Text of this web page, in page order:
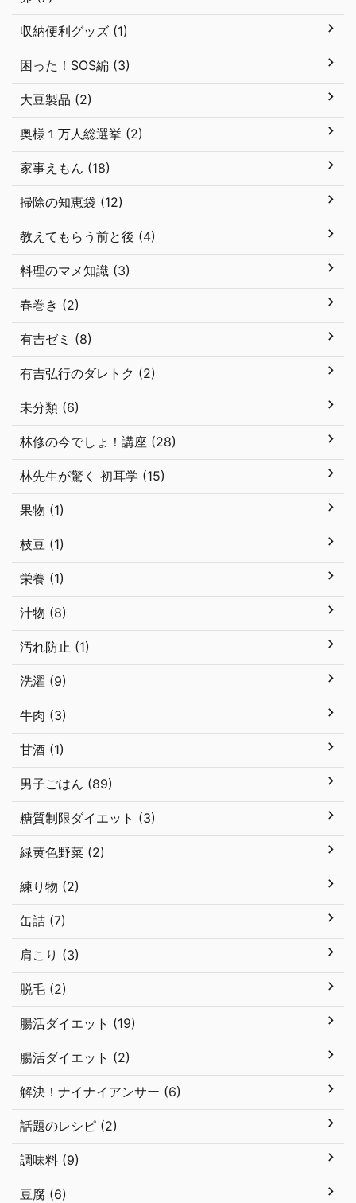
収納便利グッズ (1)
困った！SOS編 (3)
大豆製品 (2)
奥様１万人総選挙 (2)
家事えもん (18)
掃除の知恵袋 (12)
教えてもらう前と後 (4)
料理のマメ知識 (3)
春巻き (2)
有吉ゼミ (8)
有吉弘行のダレトク (2)
未分類 (6)
林修の今でしょ！講座 (28)
林先生が驚く 初耳学 (15)
果物 (1)
枝豆 (1)
栄養 (1)
汁物 (8)
汚れ防止 (1)
洗濯 (9)
牛肉 (3)
甘酒 (1)
男子ごはん (89)
糖質制限ダイエット (3)
緑黄色野菜 (2)
練り物 (2)
缶詰 (7)
肩こり (3)
脱毛 (2)
腸活ダイエット (19)
腸活ダイエット (2)
解決！ナイナイアンサー (6)
話題のレシピ (2)
調味料 (9)
豆腐 (6)